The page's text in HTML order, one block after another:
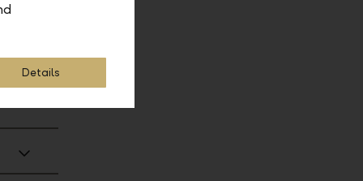
Details